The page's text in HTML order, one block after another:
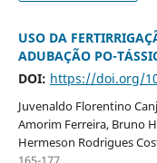
USO DA
ADUBAÇÃO PO-
DOI: https://doi.org/
Juvenaldo Florentino
Amorim Ferreira, Bruno
Hermeson Rodrigues